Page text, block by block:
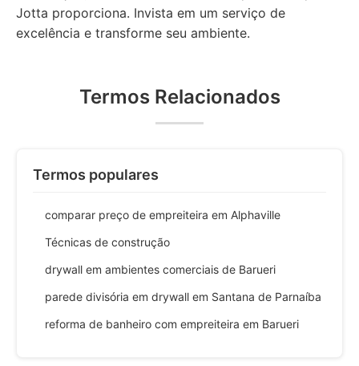
Jotta proporciona. Invista em um serviço de
excelência e transforme seu ambiente.
Termos Relacionados
Termos populares
comparar preço de empreiteira em Alphaville
Técnicas de construção
drywall em ambientes comerciais de Barueri
parede divisória em drywall em Santana de Parnaíba
reforma de banheiro com empreiteira em Barueri